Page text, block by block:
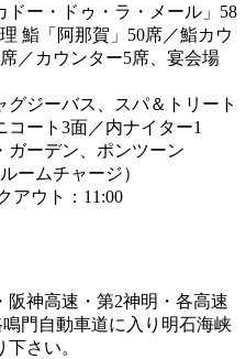
ドー・ドゥ・ラ・メール」58
鮨「阿那賀」50席／鮨カウ
／カウンター5席、宴会場
ジーバス、スパ＆トリート
コート3面／内ナイター1
ガーデン、ポンツーン
ームチャージ）
アウト：11:00
阪神高速・第2神明・各高速
門自動車道に入り明石海峡
さい。